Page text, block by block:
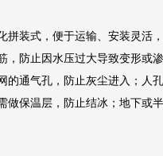
装式，便于运输、安装灵活
防止因水压过大导致变形或渗
通气孔，防止灰尘进入；人
保温层，防止结冰；地下或